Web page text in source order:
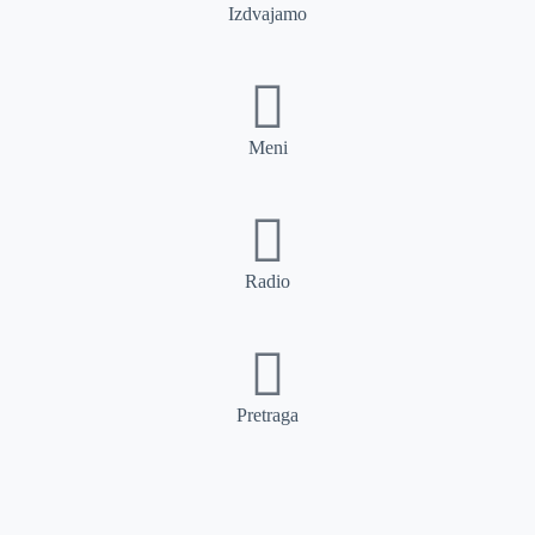
Izdvajamo
Meni
Radio
Pretraga